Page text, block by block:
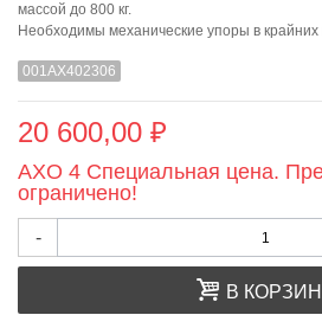
массой до 800 кг.
Необходимы механические упоры в крайних
001AX402306
20 600,00 ₽
AXO 4 Специальная цена.
ограничено!
-
В